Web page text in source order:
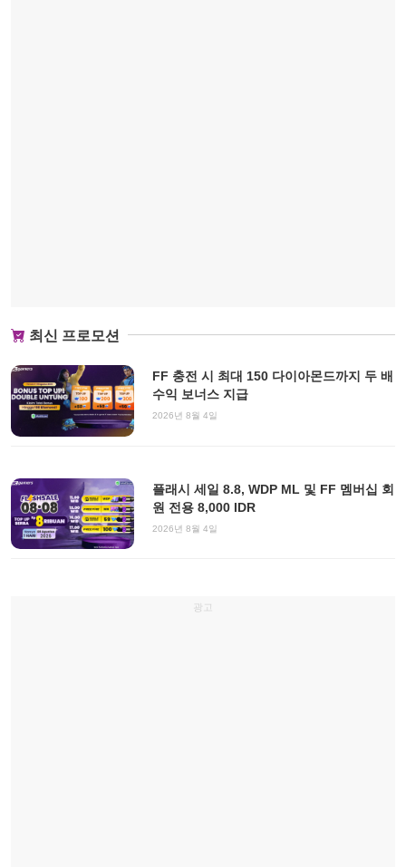
최신 프로모션
FF 충전 시 최대 150 다이아몬드까지 두 배
수익 보너스 지급
2026년 8월 4일
플래시 세일 8.8, WDP ML 및 FF 멤버십 회
원 전용 8,000 IDR
2026년 8월 4일
광고